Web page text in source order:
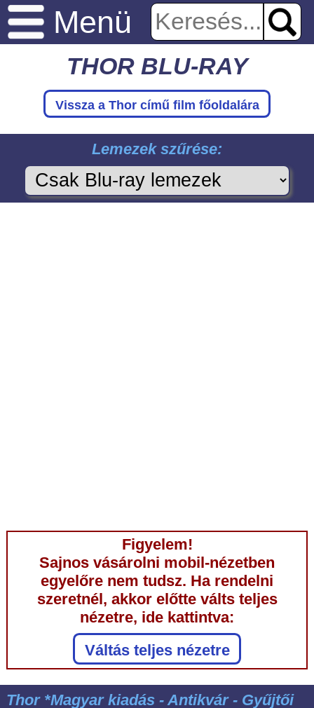
Menü
THOR BLU-RAY
Vissza a Thor című film főoldalára
Lemezek szűrése:
Figyelem!
Sajnos vásárolni mobil-nézetben
egyelőre nem tudsz. Ha rendelni
szeretnél, akkor előtte válts teljes
nézetre, ide kattintva:
Váltás teljes nézetre
Thor *Magyar kiadás - Antikvár - Gyűjtői